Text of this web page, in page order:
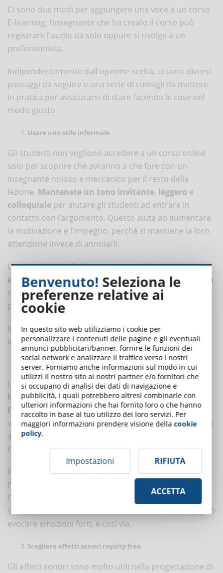
Ci sono due modi per aggiungere una voce a un corso
E-learning: l’insegnante che ha creato il corso può
registrare l'audio da solo oppure si rivolge a un
professionista.
Indipendentemente dall'opzione scelta, ci sono diversi
passaggi da seguire e una serie di consigli da mettere
in pratica per assicurarsi di stare facendo le cose nel
modo giusto.
Usare uno stile informale
Gli studenti non vogliono accedere a un corso online
solo per scoprire che avranno a che fare con un
insegnante noioso e meccanico per il resto della
lezione. Mantenete un tono invitante, leggero e
colloquiale per aiutare gli studenti ad entrare in
contatto con l’argomento. Questo aiuta ad aumentare
la motivazione e l'impegno, perché si mantiene la loro
attenzione invece di annoiarli.
Un consiglio per facilitare un tono colloquiale è di
evitare di usare una terminologia troppo complessa
che potrebbe essere fuori dalla portata del vostro
pubblico.
Infine, cercate di aggiungere parole di ispirazione e di
incoraggiamento quando possibile.
Impostare l'atmosfera con la musica
La musicascelta deve sempre mantenere un
linea con il vostro stile comunicativo e con
l'argomento trattato. La musica va utilizzata se si
vuole trasmettere un'emozione specifica che permetta
ai discenti di immergersi completamente
nell'
atmosferavoluta dall’insegnante.
Per questo è fondamentale identificare in anticipo
l'atmosfera desiderata e scegliere con cura la musica.
Per esempio, la musica classica è perfetta per le
situazioni che richiedono ispirazione e calma, il rap può
evocare emozioni forti, e così via.
Scegliere effetti sonori royalty-free
Gli effetti sonori sono molto utili nella progettazione di
Benvenuto! Seleziona le
preferenze relative ai
cookie
In questo sito web utilizziamo i cookie per
personalizzare i contenuti delle pagine e gli eventuali
annunci pubblicitari/banner, fornire le funzioni dei
social network e analizzare il traffico verso i nostri
server. Forniamo anche informazioni sul modo in cui
utilizzi il nostro sito ai nostri partner e/o fornitori che
si occupano di analisi dei dati di navigazione e
pubblicità, i quali potrebbero altresì combinarle con
ulteriori informazioni che hai fornito loro o che hanno
raccolto in base al tuo utilizzo dei loro servizi. Per
maggiori informazioni prendere visione dellacookie
policy.
Impostazioni RIFIUTA
ACCETTA